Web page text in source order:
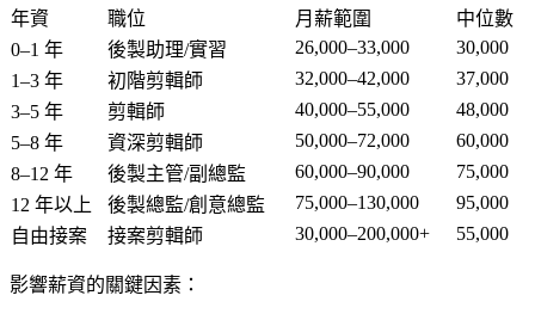
年資 職位 月薪範圍
中位數
0–1 年
後製助理/實習 26,000–33,000
30,000
1–3 年
初階剪輯師 32,000–42,000
37,000
3–5 年
剪輯師 40,000–55,000
48,000
5–8 年
資深剪輯師 50,000–72,000
60,000
8–12 年
後製主管/副總監 60,000–90,000
75,000
12 年以上
後製總監/創意總監 75,000–130,000
95,000
自由接案
接案剪輯師 30,000–200,000+ 55,000
影響薪資的關鍵因素：